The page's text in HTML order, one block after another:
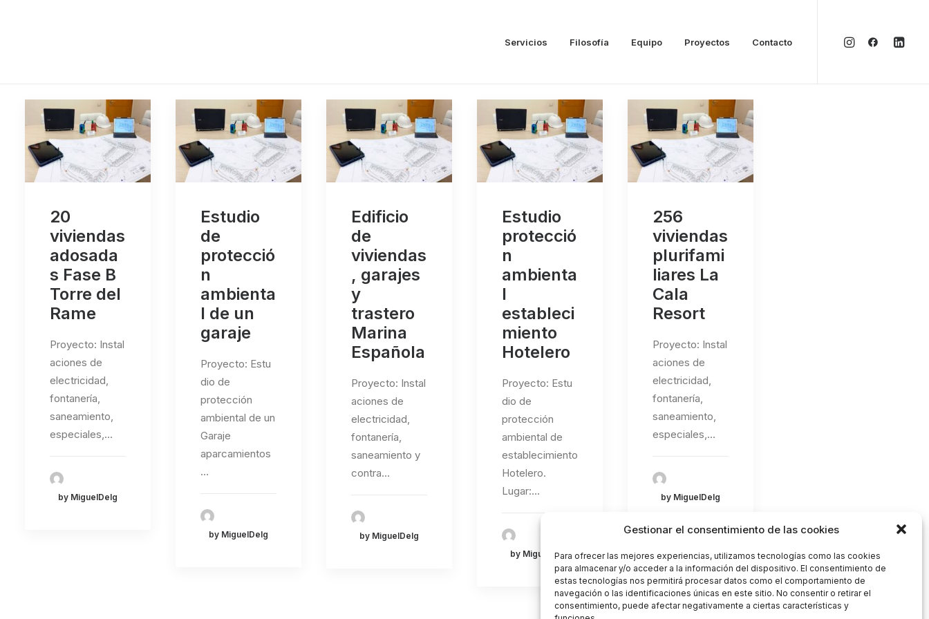
Gestionar el consentimiento de las cookies
Para ofrecer las mejores experiencias, utilizamos tecnologías como las cookies
para almacenar y/o acceder a la información del dispositivo. El consentimiento de
estas tecnologías nos permitirá procesar datos como el comportamiento de
navegación o las identificaciones únicas en este sitio. No consentir o retirar el
consentimiento, puede afectar negativamente a ciertas características y
Servicios Filosofía Equipo Proyectos Contacto
20
viviendas
adosada
s Fase B
Torre del
Rame
Proyecto: Instal
aciones de
electricidad,
fontanería,
saneamiento,
especiales,…
by MiguelDelg
Estudio
de
protecció
n
ambienta
l de un
garaje
Proyecto: Estu
dio de
protección
ambiental de un
Garaje
aparcamientos
…
by MiguelDelg
Edificio
de
viviendas
, garajes
y
trastero
Marina
Española
Proyecto: Instal
aciones de
electricidad,
fontanería,
saneamiento y
contra…
by MiguelDelg
Estudio
protecció
n
ambienta
l
estableci
miento
Hotelero
Proyecto: Estu
dio de
protección
ambiental de
establecimiento
Hotelero.
Lugar:…
by MiguelDelg
256
viviendas
plurifami
liares La
Cala
Resort
Proyecto: Instal
aciones de
electricidad,
fontanería,
saneamiento,
especiales,…
by MiguelDelg